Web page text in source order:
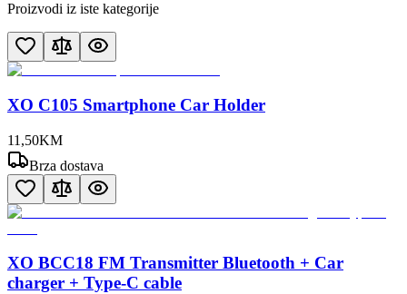
Proizvodi iz iste kategorije
XO C105 Smartphone Car Holder
11 ,50KM
Brza dostava
XO BCC18 FM Transmitter Bluetooth + Car
charger + Type-C cable